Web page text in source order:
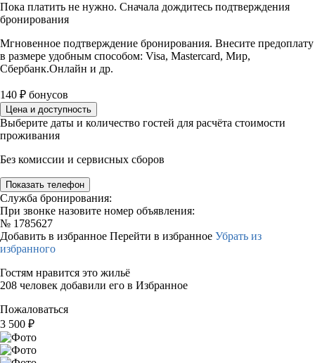
Пока платить не нужно. Сначала дождитесь подтверждения
бронирования
Мгновенное подтверждение бронирования. Внесите предоплату
в размере удобным способом: Visa, Mastercard, Мир,
Сбербанк.Онлайн и др.
140 ₽ бонусов
Цена и доступность
Выберите даты и количество гостей для расчёта стоимости
проживания
Без комиссии и сервисных сборов
Показать телефон
Служба бронирования:
При звонке назовите номер объявления:
№ 1785627
Добавить в избранное Перейти в избранное Убрать из
избранного
Гостям нравится это жильё
208 человек добавили его в Избранное
Пожаловаться
3 500 ₽